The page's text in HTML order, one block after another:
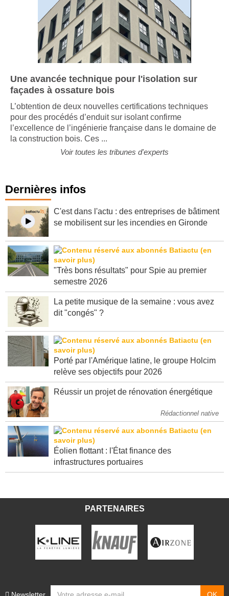
Une avancée technique pour l'isolation sur
façades à ossature bois
L’obtention de deux nouvelles certifications techniques
pour des procédés d’enduit sur isolant confirme
l’excellence de l’ingénierie française dans le domaine de
la construction bois. Ces ...
Voir toutes les tribunes d'experts
Dernières infos
C'est dans l'actu : des entreprises de bâtiment
se mobilisent sur les incendies en Gironde
"Très bons résultats" pour Spie au premier
semestre 2026
La petite musique de la semaine : vous avez
dit "congés" ?
Porté par l'Amérique latine, le groupe Holcim
relève ses objectifs pour 2026
Réussir un projet de rénovation énergétique
Rédactionnel native
Éolien flottant : l'État finance des
infrastructures portuaires
PARTENAIRES
Newsletter